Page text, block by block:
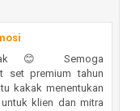
😊 Semoga
set premium tahun
kakak menentukan
klien dan mitra